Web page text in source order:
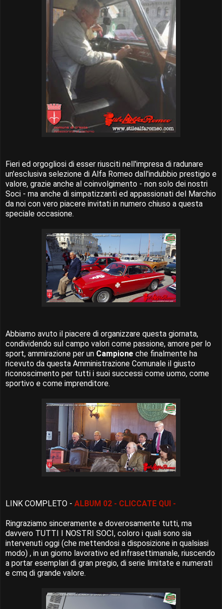
Fieri ed orgogliosi di esser riusciti nell'impresa di radunare
un'esclusiva selezione di Alfa Romeo dall'indubbio prestigio e
valore, grazie anche al coinvolgimento - non solo dei nostri
Soci - ma anche di simpatizzanti ed appassionati del Marchio
da noi con vero piacere invitati in numero chiuso a questa
speciale occasione.
Abbiamo avuto il piacere di organizzare questa giornata,
condividendo sul campo valori come passione, amore per lo
sport, ammirazione per un Campione che finalmente ha
ricevuto da questa Amministrazione Comunale il giusto
riconoscimento per tutti i suoi successi come uomo, come
sportivo e come imprenditore.
LINK COMPLETO - ALBUM 02 - CLICCATE QUI -
Ringraziamo sinceramente e doverosamente tutti, ma
davvero TUTTI I NOSTRI SOCI, coloro i quali sono sia
intervenuti oggi (che mettendosi a disposizione in qualsiasi
modo) , in un giorno lavorativo ed infrasettimanale, riuscendo
a portar esemplari di gran pregio, di serie limitate e numerati
e cmq di grande valore.